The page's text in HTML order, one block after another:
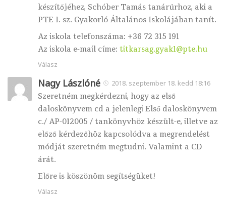
készítőjéhez, Schóber Tamás tanárúrhoz, aki a
PTE I. sz. Gyakorló Általános Iskolájában tanít.
Az iskola telefonszáma: +36 72 315 191
Az iskola e-mail címe: titkarsag.gyak1@pte.hu
Válasz
Nagy Lászlóné 2018. szeptember 18. kedd 18:16
Szeretném megkérdezni, hogy az első
daloskönyvem cd a jelenlegi Első daloskönyvem
c./ AP-012005 / tankönyvhöz készült-e, illetve az
előző kérdezőhöz kapcsolódva a megrendelést
módját szeretném megtudni. Valamint a CD
árát.
Előre is köszönöm segítségüket!
Válasz